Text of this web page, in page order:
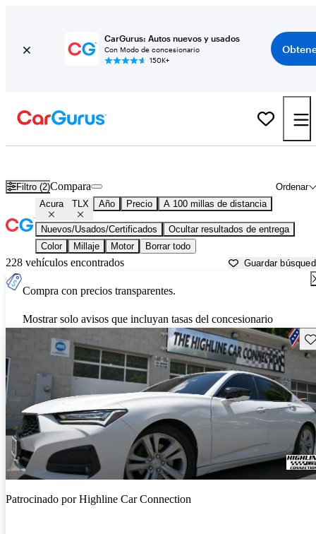
CarGurus: Autos nuevos y usados
Con Modo de concesionario
150K+
Filtro (2) Ordenar
Compara
Acura TLX Año Precio A 100 millas de distancia
Nuevos/Usados/Certificados
Ocultar resultados de entrega
Color
Millaje Motor Borrar todo
228 vehículos encontrados Guardar
Compra con precios transparentes.
Mostrar solo avisos que incluyan tasas del concesionario
Patrocinado porHighline Car Connection